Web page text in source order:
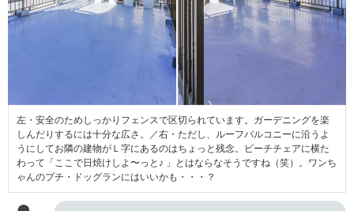
左・安全のためしっかりフェンスで区切られています。ガーデニングを楽
しんだりするには十分な広さ。／右・ただし、ルーフバルコニーに沿うよ
うにしてお隣の建物がＬ字にあるのはちょっと残念。ビーチチェアに横た
わって「ここで日焼けしよ〜っと♪ 」とはならなそうですね（笑）。ワンち
ゃんのプチ・ドッグランにはいいかも・・・？